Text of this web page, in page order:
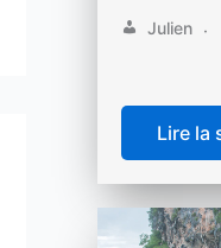
Julien
Lire la